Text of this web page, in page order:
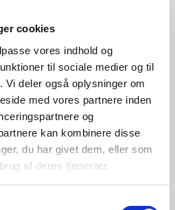
cookies
vores indhold og
til sociale medier og til
deler også oplysninger om
med vores partnere inden
og
kan kombinere disse
du har givet dem, eller som
af deres tjenester.
21751003